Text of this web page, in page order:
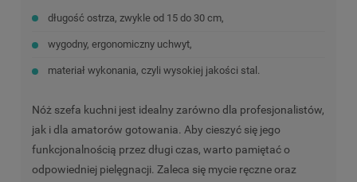
długość ostrza, zwykle od 15 do 30 cm,
wygodny, ergonomiczny uchwyt,
materiał wykonania, czyli wysokiej jakości stal.
Nóż szefa kuchni jest idealny zarówno dla profesjonalistów,
jak i dla amatorów gotowania. Aby cieszyć się jego
funkcjonalnością przez długi czas, warto pamiętać o
odpowiedniej pielęgnacji. Zaleca się mycie ręczne oraz